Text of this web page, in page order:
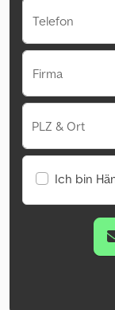
Telefon
Firma
PLZ & Ort
Ich bin